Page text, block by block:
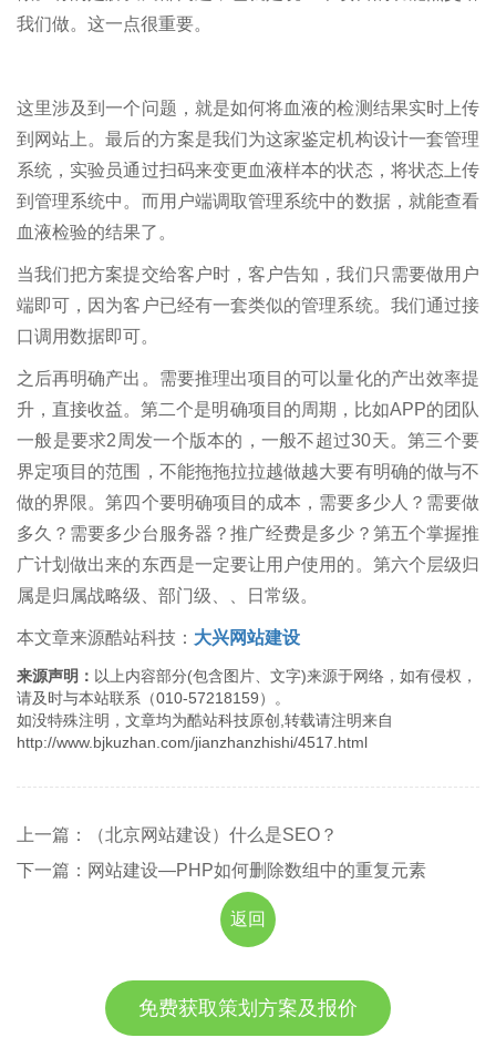
我们做。这一点很重要。
这里涉及到一个问题，就是如何将血液的检测结果实时上传
到网站上。最后的方案是我们为这家鉴定机构设计一套管理
系统，实验员通过扫码来变更血液样本的状态，将状态上传
到管理系统中。而用户端调取管理系统中的数据，就能查看
血液检验的结果了。
当我们把方案提交给客户时，客户告知，我们只需要做用户
端即可，因为客户已经有一套类似的管理系统。我们通过接
口调用数据即可。
之后再明确产出。需要推理出项目的可以量化的产出效率提
升，直接收益。第二个是明确项目的周期，比如APP的团队
一般是要求2周发一个版本的，一般不超过30天。第三个要
界定项目的范围，不能拖拖拉拉越做越大要有明确的做与不
做的界限。第四个要明确项目的成本，需要多少人？需要做
多久？需要多少台服务器？推广经费是多少？第五个掌握推
广计划做出来的东西是一定要让用户使用的。第六个层级归
属是归属战略级、部门级、、日常级。
本文章来源酷站科技： 大兴网站建设
来源声明： 以上内容部分(包含图片、文字)来源于网络，如有侵权，
请及时与本站联系（010-57218159）。
如没特殊注明，文章均为酷站科技原创,转载请注明来自
http://www.bjkuzhan.com/jianzhanzhishi/4517.html
上一篇：（北京网站建设）什么是SEO？
下一篇：网站建设—PHP如何删除数组中的重复元素
返回
免费获取策划方案及报价